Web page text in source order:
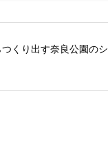
つくり出す奈良公園のシ